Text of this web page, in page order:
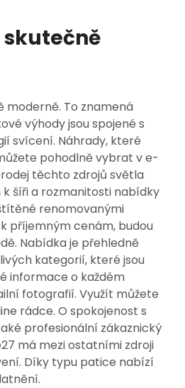
moderně. To znamená
výhody jsou spojené s
svícení. Náhrady, které
pohodlně vybrat v e-
těchto zdrojů světla
k šíři a rozmanitosti nabídky
renomovanými
příjemným cenám, budou
Nabídka je přehledně
kategorií, které jsou
informace o každém
fotografií. Využít můžete
rádce. O spokojenost s
profesionální zákaznický
má mezi ostatními zdroji
Díky typu patice nabízí